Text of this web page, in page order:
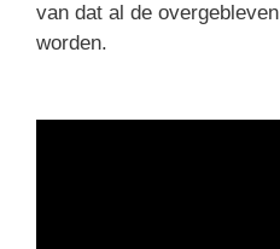
van dat al de
worden.